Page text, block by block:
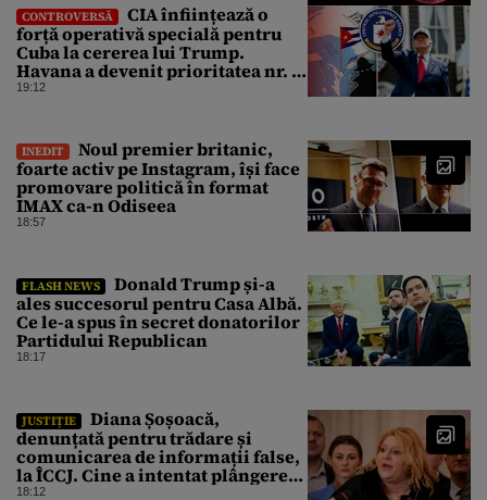
CONTROVERSĂ
CIA înființează o
forță operativă specială pentru
Cuba la cererea lui Trump.
Havana a devenit prioritatea nr. 1
alături de China, Iran și Rusia
19:12
INEDIT
Noul premier britanic,
foarte activ pe Instagram, își face
promovare politică în format
IMAX ca-n Odiseea
18:57
FLASH NEWS
Donald Trump și-a
ales succesorul pentru Casa Albă.
Ce le-a spus în secret donatorilor
Partidului Republican
18:17
JUSTIȚIE
Diana Șoșoacă,
denunțată pentru trădare și
comunicarea de informații false,
la ÎCCJ. Cine a intentat plângerea
penală
18:12